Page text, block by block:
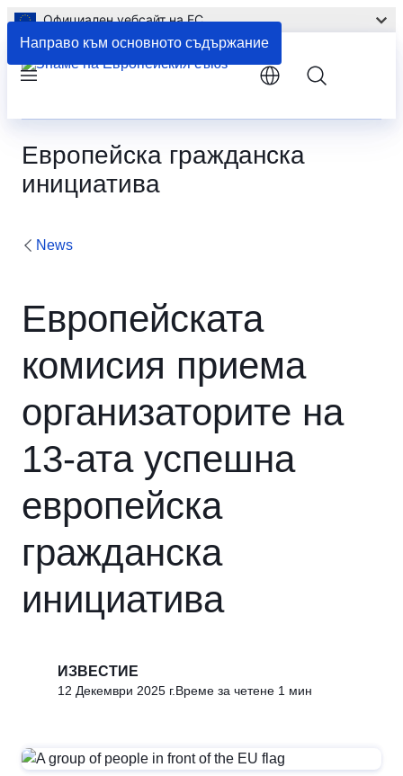
Направо към основното съдържание
Официален уебсайт на ЕС
Европейска гражданска
инициатива
News
Европейската
комисия приема
организаторите на
13-ата успешна
европейска
гражданска
инициатива
ИЗВЕСТИЕ
12 Декември 2025 г.Време за четене 1 мин